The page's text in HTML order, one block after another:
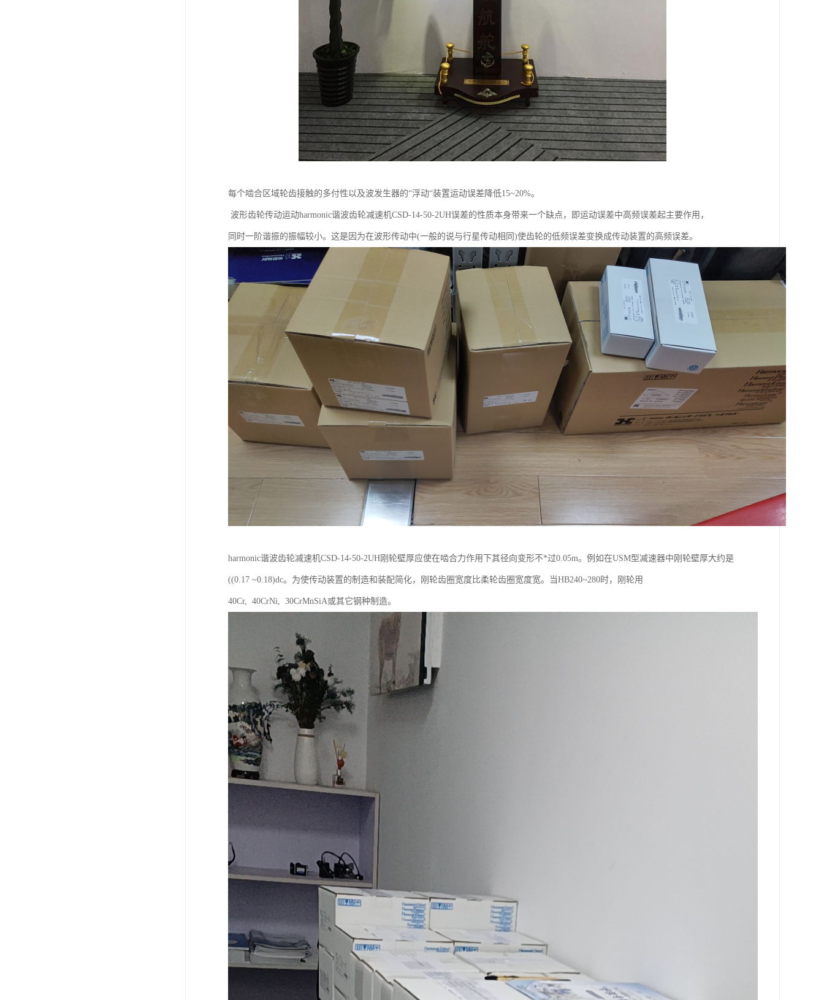
每个啮合区域轮齿接触的多付性以及波发生器的“浮动“装置运动误差降低15~20%。
波形齿轮传动运动harmonic谐波齿轮减速机CSD-14-50-2UH误差的性质本身带来一个缺点，即运动误差中高频误差起主要作用，
同时一阶谐振的振幅较小。这是因为在波形传动中(一般的说与行星传动相同)使齿轮的低频误差变换成传动装置的高频误差。
harmonic谐波齿轮减速机CSD-14-50-2UH刚轮壁厚应使在啮合力作用下其径向变形不*过0.05m。例如在USM型减速器中刚轮壁厚大约是
((0.17 ~0.18)dc。为使传动装置的制造和装配简化，刚轮齿圈宽度比柔轮齿圈宽度宽。当HB240~280时，刚轮用
40Cr, 40CrNi, 30CrMnSiA或其它钢种制造。